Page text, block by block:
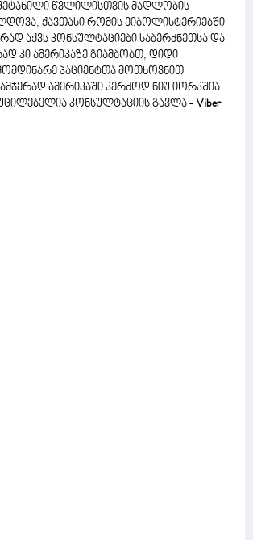
წვლილისთვის მადლობის
ქავთასი რომის ეიბოლისტერიებში
აქვს კონსულტაციები საბერძნეთსა და
კი ამერიკაზე გიამბობთ, დიდი
პაციენტთა მოთხოვნით
ამჯერად ამერიკაში კერძოდ ნიუ იორკშია
კონსულტაციის გავლა - Viber